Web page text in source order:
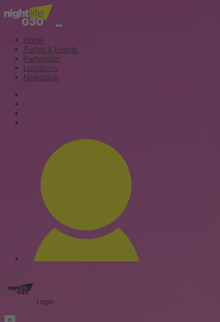
Home
Partys & Events
Partybilder
Locations
Newsblog
Login
×